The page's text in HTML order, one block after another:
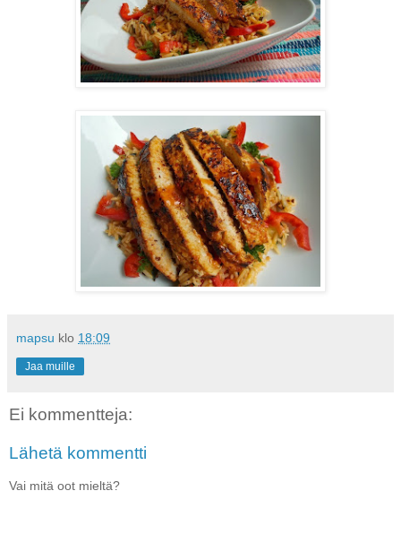
mapsu klo 18:09
Jaa muille
Ei kommentteja:
Lähetä kommentti
Vai mitä oot mieltä?